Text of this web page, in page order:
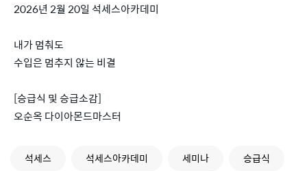
2026년 2월 20일 석세스아카데미
내가 멈춰도
수입은 멈추지 않는 비결
[승급식 및 승급소감]
오순옥 다이아몬드마스터
석세스 석세스아카데미 세미나
승급식